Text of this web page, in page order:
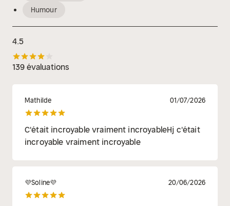
Humour
4.5
139 évaluations
Mathilde 01/07/2026
C'était incroyable vraiment incroyableHj c'était
incroyable vraiment incroyable
💜Soline💜 20/06/2026